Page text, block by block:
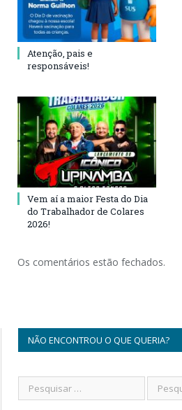
Atenção, pais e
responsáveis!
Vem aí a maior Festa do Dia
do Trabalhador de Colares
2026!
Os comentários estão fechados.
NÃO ENCONTROU O QUE QUERIA?